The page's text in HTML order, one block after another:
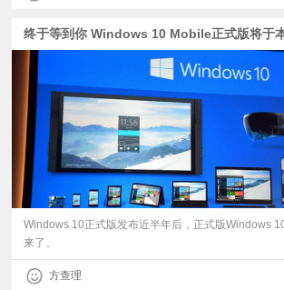
Windows 10正式版发布近半年后，正式版Windows
来了。
方查理